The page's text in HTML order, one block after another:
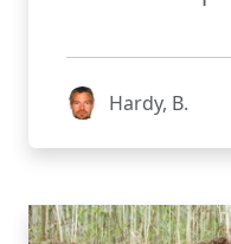
Hardy, B.